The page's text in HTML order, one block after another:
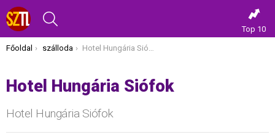
Top 10
Itt vagy most:
Főoldal szálloda Hotel Hungária Siófok
Hotel Hungária Siófok
Hotel Hungária Siófok